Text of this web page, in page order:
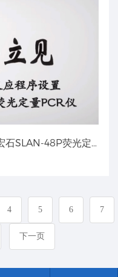
4 5 6 7
下一页